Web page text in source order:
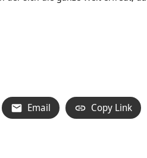
Email Copy Link